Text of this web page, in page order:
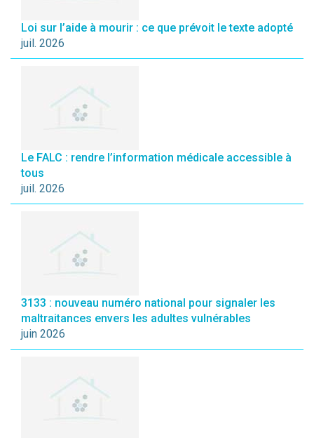
Loi sur l’aide à mourir : ce que prévoit le texte adopté
juil. 2026
Le FALC : rendre l’information médicale accessible à
tous
juil. 2026
3133 : nouveau numéro national pour signaler les
maltraitances envers les adultes vulnérables
juin 2026